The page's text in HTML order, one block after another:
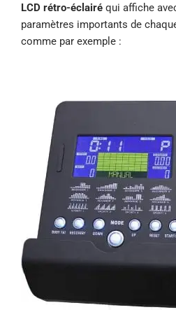
LCD rétro-éclairé qui affiche
paramètres importants de
comme par exemple :